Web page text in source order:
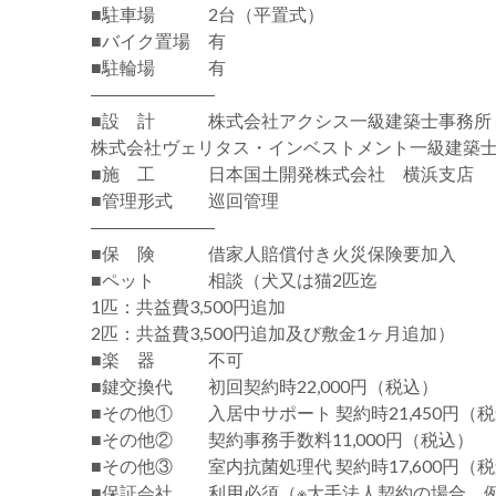
■駐車場 2台（平置式）
■バイク置場 有
■駐輪場 有
―――――――
■設 計 株式会社アクシス一級建築士事務所
株式会社ヴェリタス・インベストメント一級建築
■施 工 日本国土開発株式会社 横浜支店
■管理形式 巡回管理
―――――――
■保 険 借家人賠償付き火災保険要加入
■ペット 相談（犬又は猫2匹迄
1匹：共益費3,500円追加
2匹：共益費3,500円追加及び敷金1ヶ月追加）
■楽 器 不可
■鍵交換代 初回契約時22,000円（税込）
■その他① 入居中サポート 契約時21,450円（税
■その他② 契約事務手数料11,000円（税込）
■その他③ 室内抗菌処理代 契約時17,600円（税